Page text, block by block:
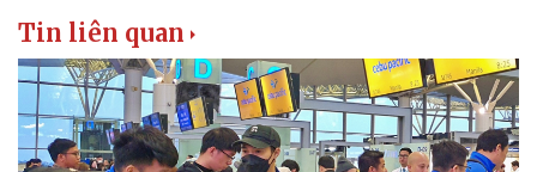
Tin liên quan